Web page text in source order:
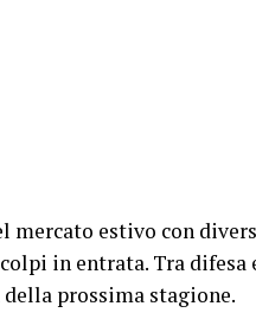
mercato estivo con
in entrata. Tra difesa
prossima stagione.